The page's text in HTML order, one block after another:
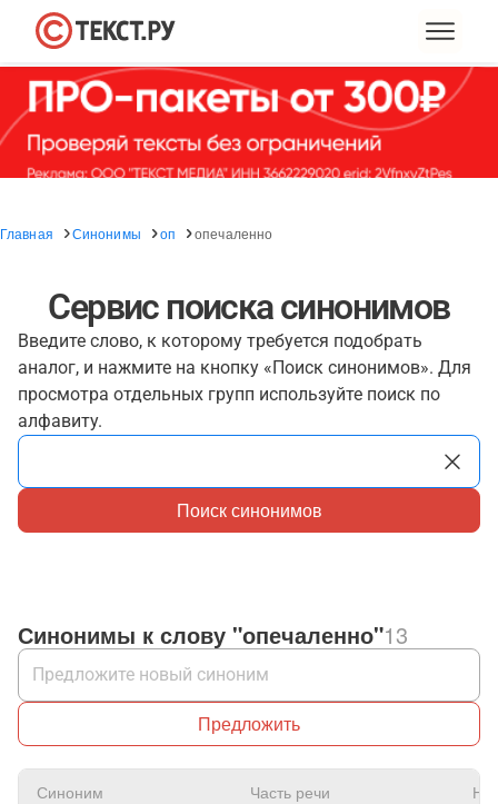
Главная Синонимы оп опечаленно
Сервис поиска синонимов
Введите слово, к которому требуется подобрать
аналог, и нажмите на кнопку «Поиск синонимов». Для
просмотра отдельных групп используйте поиск по
алфавиту.
Поиск синонимов
Синонимы к слову "опечаленно"13
Предложить
Синоним Часть речи